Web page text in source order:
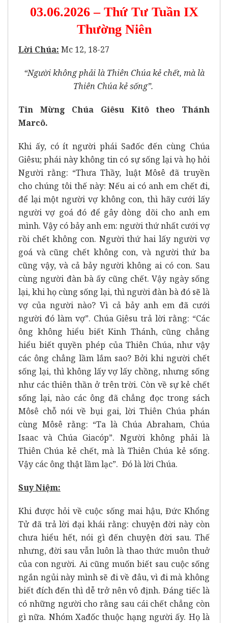
03.06.2026 – Thứ Tư Tuần IX
Thường Niên
Lời Chúa: Mc 12, 18-27
“Người không phải là Thiên Chúa kẻ chết, mà là
Thiên Chúa kẻ sống”.
Tin Mừng Chúa Giêsu Kitô theo Thánh
Marcô.
Khi ấy, có ít người phái Sađốc đến cùng Chúa
Giêsu; phái này không tin có sự sống lại và họ hỏi
Người rằng: “Thưa Thầy, luật Môsê đã truyền
cho chúng tôi thế này: Nếu ai có anh em chết đi,
để lại một người vợ không con, thì hãy cưới lấy
người vợ goá đó để gây dòng dõi cho anh em
mình. Vậy có bảy anh em: người thứ nhất cưới vợ
rồi chết không con. Người thứ hai lấy người vợ
goá và cũng chết không con, và người thứ ba
cũng vậy, và cả bảy người không ai có con. Sau
cùng người đàn bà ấy cũng chết. Vậy ngày sống
lại, khi họ cùng sống lại, thì người đàn bà đó sẽ là
vợ của người nào? Vì cả bảy anh em đã cưới
người đó làm vợ”. Chúa Giêsu trả lời rằng: “Các
ông không hiểu biết Kinh Thánh, cũng chẳng
hiểu biết quyền phép của Thiên Chúa, như vậy
các ông chẳng lầm lắm sao? Bởi khi người chết
sống lại, thì không lấy vợ lấy chồng, nhưng sống
như các thiên thần ở trên trời. Còn về sự kẻ chết
sống lại, nào các ông đã chẳng đọc trong sách
Môsê chỗ nói về bụi gai, lời Thiên Chúa phán
cùng Môsê rằng: “Ta là Chúa Abraham, Chúa
Isaac và Chúa Giacóp”. Người không phải là
Thiên Chúa kẻ chết, mà là Thiên Chúa kẻ sống.
Vậy các ông thật lầm lạc”. Ðó là lời Chúa.
Suy Niệm:
Khi được hỏi về cuộc sống mai hậu, Đức Khổng
Tử đã trả lời đại khái rằng: chuyện đời này còn
chưa hiểu hết, nói gì đến chuyện đời sau. Thế
nhưng, đời sau vẫn luôn là thao thức muôn thuở
của con người. Ai cũng muốn biết sau cuộc sống
ngắn ngủi này mình sẽ đi về đâu, vì đi mà không
biết đích đến thì dễ trở nên vô định. Đáng tiếc là
có những người cho rằng sau cái chết chẳng còn
gì nữa. Nhóm Xađốc thuộc hạng người ấy. Họ là